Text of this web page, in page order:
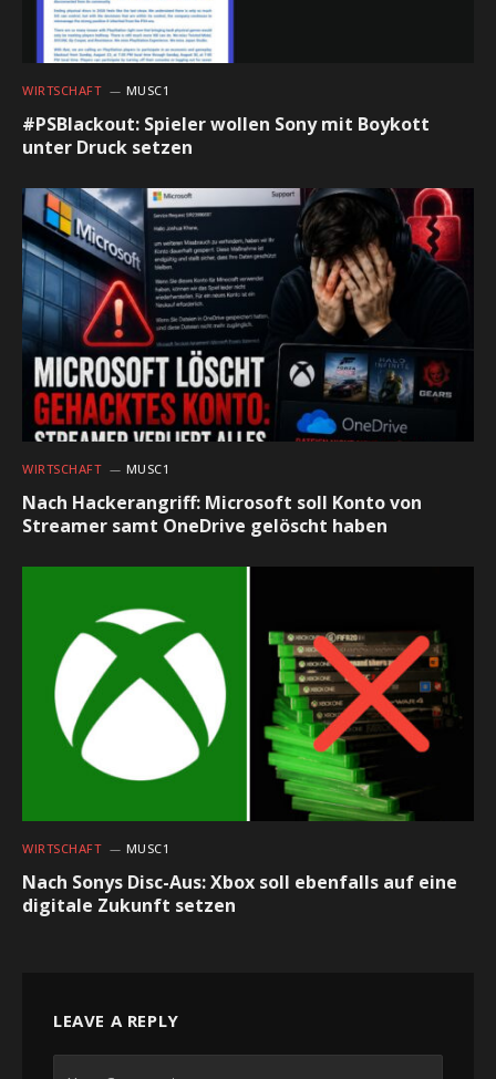
WIRTSCHAFT MUSC1
#PSBlackout: Spieler wollen Sony mit Boykott
unter Druck setzen
WIRTSCHAFT MUSC1
Nach Hackerangriff: Microsoft soll Konto von
Streamer samt OneDrive gelöscht haben
WIRTSCHAFT MUSC1
Nach Sonys Disc-Aus: Xbox soll ebenfalls auf eine
digitale Zukunft setzen
LEAVE A REPLY